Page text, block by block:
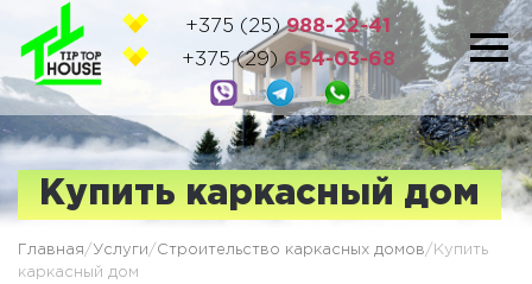
+375 (25)988-22-41
+375 (29)654-03-68
Купить каркасный дом
Главная/ Услуги/ Строительство каркасных домов/ Купить
каркасный дом
ПРОСЧИТАЙТЕ СВОЙ ДОМИ
И ПОЛУЧИТЕ СКИДКУ НА
СТРОИТЕЛЬСТВО